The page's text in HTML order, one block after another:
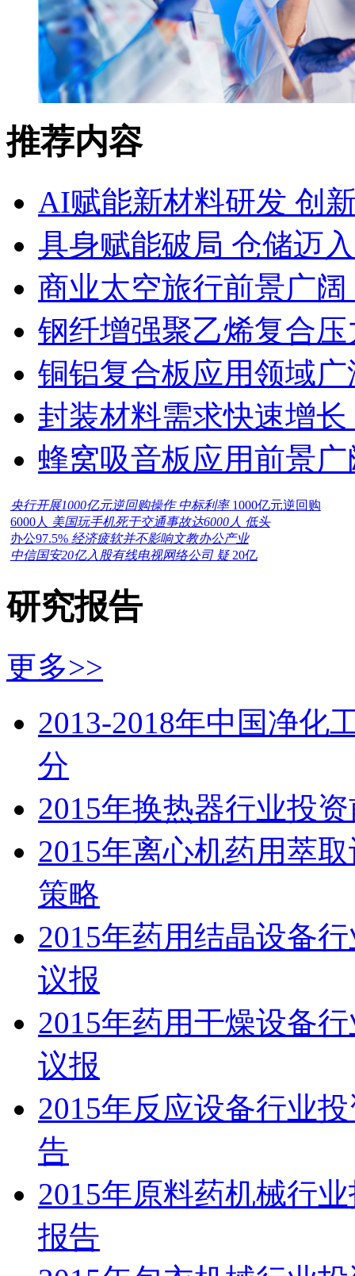
推荐内容
AI赋能新材料研发 创
具身赋能破局 仓储迈
商业太空旅行前景广
钢纤增强聚乙烯复合
铜铝复合板应用领域
封装材料需求快速增
蜂窝吸音板应用前景
央行开展1000亿元逆回购操作 中标利率 1000亿元逆回购
6000人 美国玩手机死于交通事故达6000人 低头
办公97.5% 经济疲软并不影响文教办公产业
中信国安20亿入股有线电视网络公司 疑 20亿
研究报告
更多>>
2013-2018年中国净化
分
2015年换热器行业投
2015年离心机药用萃
策略
2015年药用结晶设备
议报
2015年药用干燥设备
议报
2015年反应设备行业
告
2015年原料药机械行
报告